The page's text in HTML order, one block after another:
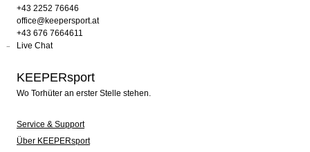
+43 2252 76646
office@keepersport.at
+43 676 7664611
Live Chat
KEEPERsport
Wo Torhüter an erster Stelle stehen.
Service & Support
Über KEEPERsport